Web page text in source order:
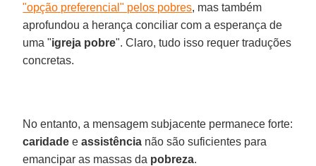
"opção preferencial" pelos pobres, mas também
aprofundou a herança conciliar com a esperança de
uma "igreja pobre". Claro, tudo isso requer traduções
concretas.
No entanto, a mensagem subjacente permanece forte:
caridade eassistência não são suficientes para
emancipar as massas da pobreza.